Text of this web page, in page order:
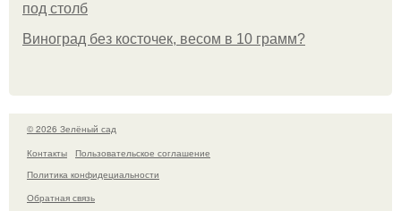
под столб
Виноград без косточек, весом в 10 грамм?
© 2026 Зелёный сад
Контакты
Пользовательское соглашение
Политика конфидециальности
Обратная связь